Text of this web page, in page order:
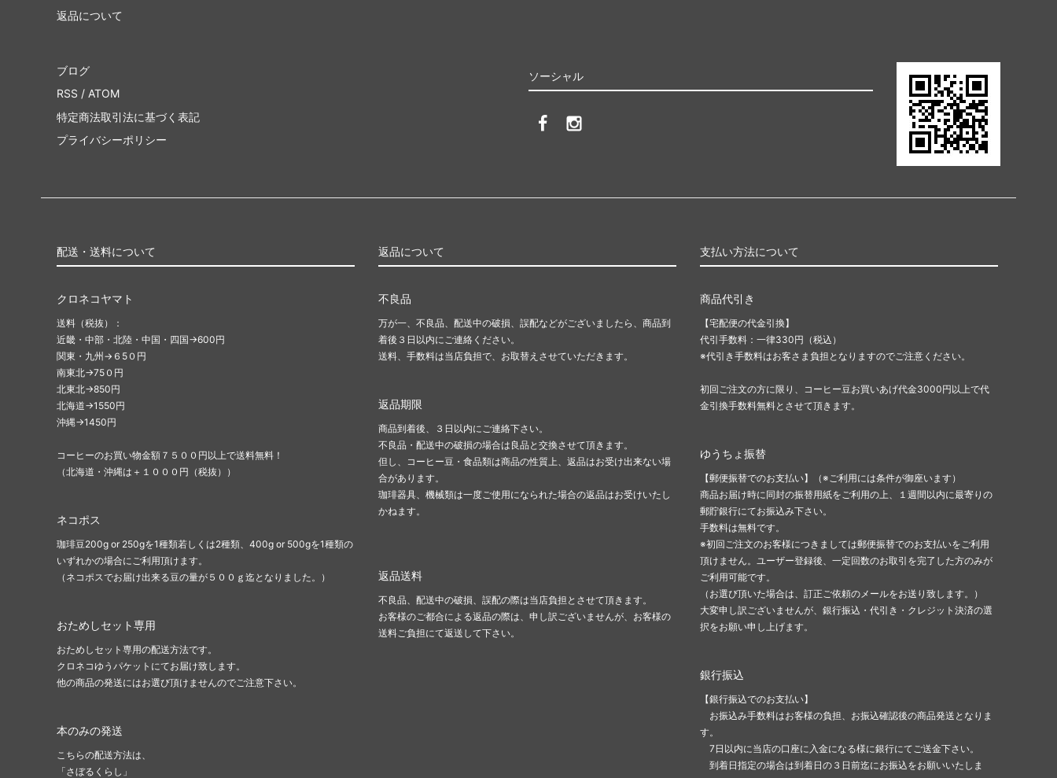
返品について
ソーシャル
ブログ
RSS / ATOM
特定商法取引法に基づく表記
プライバシーポリシー
配送・送料について
クロネコヤマト
送料（税抜）：
近畿・中部・北陸・中国・四国→600円
関東・九州→６5０円
南東北→75０円
北東北→850円
北海道→1550円
沖縄→1450円
コーヒーのお買い物金額７５００円以上で送料無料！
（北海道・沖縄は＋１０００円（税抜））
ネコポス
珈琲豆200g or 250gを1種類若しくは2種類、400g or 500gを1種類の
いずれかの場合にご利用頂けます。
（ネコポスでお届け出来る豆の量が５００ｇ迄となりました。）
おためしセット専用
おためしセット専用の配送方法です。
クロネコゆうパケットにてお届け致します。
他の商品の発送にはお選び頂けませんのでご注意下さい。
本のみの発送
こちらの配送方法は、
「さぼるくらし」
返品について
不良品
万が一、不良品、配送中の破損、誤配などがございましたら、商品到
着後３日以内にご連絡ください。
送料、手数料は当店負担で、お取替えさせていただきます。
返品期限
商品到着後、３日以内にご連絡下さい。
不良品・配送中の破損の場合は良品と交換させて頂きます。
但し、コーヒー豆・食品類は商品の性質上、返品はお受け出来ない場
合があります。
珈琲器具、機械類は一度ご使用になられた場合の返品はお受けいたし
かねます。
返品送料
不良品、配送中の破損、誤配の際は当店負担とさせて頂きます。
お客様のご都合による返品の際は、申し訳ございませんが、お客様の
送料ご負担にて返送して下さい。
支払い方法について
商品代引き
【宅配便の代金引換】
代引手数料：一律330円（税込）
※代引き手数料はお客さま負担となりますのでご注意ください。
初回ご注文の方に限り、コーヒー豆お買いあげ代金3000円以上で代
金引換手数料無料とさせて頂きます。
ゆうちょ振替
【郵便振替でのお支払い】（※ご利用には条件が御座います）
商品お届け時に同封の振替用紙をご利用の上、１週間以内に最寄りの
郵貯銀行にてお振込み下さい。
手数料は無料です。
※初回ご注文のお客様につきましては郵便振替でのお支払いをご利用
頂けません。ユーザー登録後、一定回数のお取引を完了した方のみが
ご利用可能です。
（お選び頂いた場合は、訂正ご依頼のメールをお送り致します。）
大変申し訳ございませんが、銀行振込・代引き・クレジット決済の選
択をお願い申し上げます。
銀行振込
【銀行振込でのお支払い】
お振込み手数料はお客様の負担、お振込確認後の商品発送となりま
す。
7日以内に当店の口座に入金になる様に銀行にてご送金下さい。
到着日指定の場合は到着日の３日前迄にお振込をお願いいたしま